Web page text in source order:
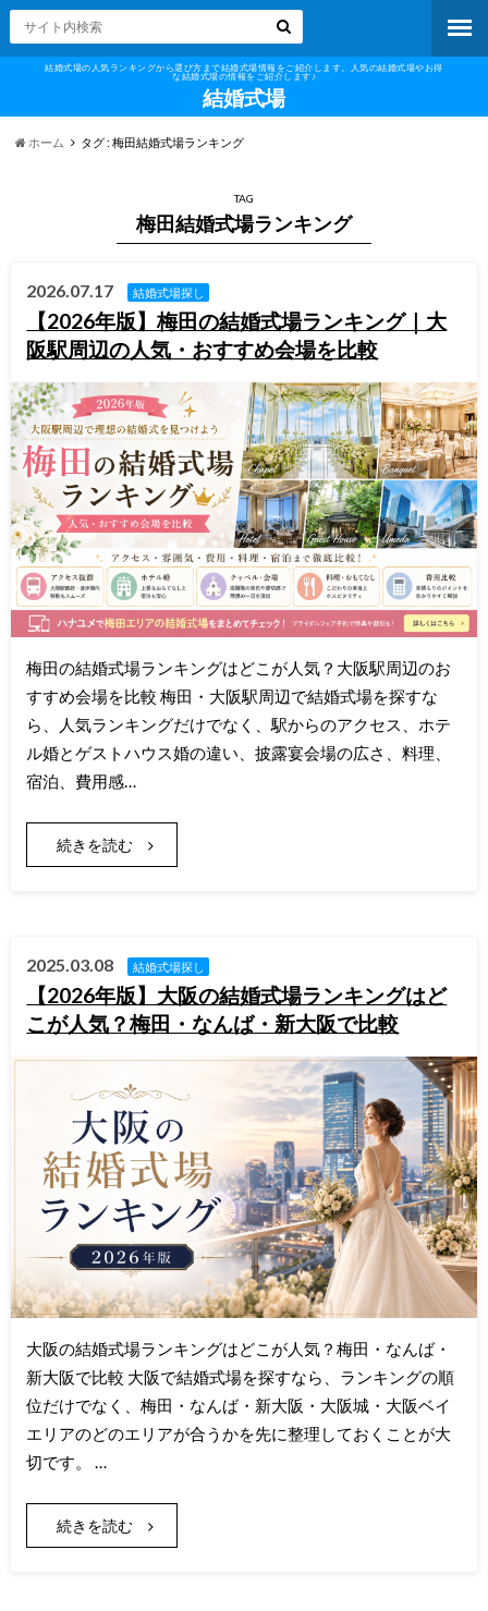
結婚式場の人気ランキングから選び方まで結婚式場情報をご紹介します。人気の結婚式場やお得
な結婚式場の情報をご紹介します♪
結婚式場
ホーム タグ : 梅田結婚式場ランキング
TAG
梅田結婚式場ランキング
2026.07.17 結婚式場探し
【2026年版】梅田の結婚式場ランキング｜大
阪駅周辺の人気・おすすめ会場を比較
梅田の結婚式場ランキングはどこが人気？大阪駅周辺のお
すすめ会場を比較 梅田・大阪駅周辺で結婚式場を探すな
ら、人気ランキングだけでなく、駅からのアクセス、ホテ
ル婚とゲストハウス婚の違い、披露宴会場の広さ、料理、
宿泊、費用感…
続きを読む
2025.03.08 結婚式場探し
【2026年版】大阪の結婚式場ランキングはど
こが人気？梅田・なんば・新大阪で比較
大阪の結婚式場ランキングはどこが人気？梅田・なんば・
新大阪で比較 大阪で結婚式場を探すなら、ランキングの順
位だけでなく、梅田・なんば・新大阪・大阪城・大阪ベイ
エリアのどのエリアが合うかを先に整理しておくことが大
切です。 …
続きを読む